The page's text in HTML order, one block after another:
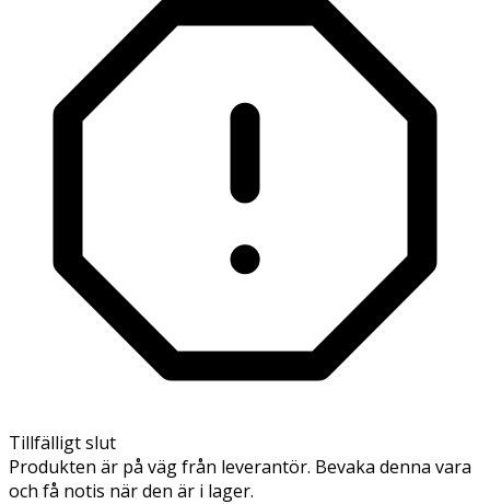
Tillfälligt slut
Produkten är på väg från leverantör. Bevaka denna vara
och få notis när den är i lager.